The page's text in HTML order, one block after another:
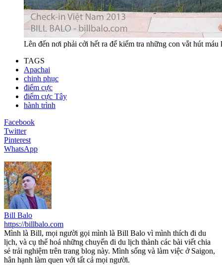
Lên đến nơi phải cởi hết ra để kiểm tra những con vắt hút máu
TAGS
Apachai
chinh phục
điểm cực
điểm cực Tây
hành trình
Facebook
Twitter
Pinterest
WhatsApp
Bill Balo
https://billbalo.com
Mình là Bill, mọi người gọi mình là Bill Balo vì mình thích đi du
lịch, và cụ thể hoá những chuyến đi du lịch thành các bài viết chia
sẻ trải nghiệm trên trang blog này. Mình sống và làm việc ở Saigon,
hân hạnh làm quen với tất cả mọi người.